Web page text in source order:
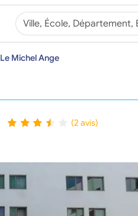
Michel Ange
(2 avis)